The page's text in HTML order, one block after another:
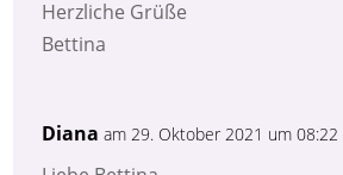
Herzliche Grüße
Bettina
Diana am 29. Oktober 2021 um 08:22